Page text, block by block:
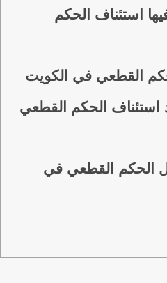
استئناف الحكم
استئناف الحكم القطعي
الحكم القطعي في